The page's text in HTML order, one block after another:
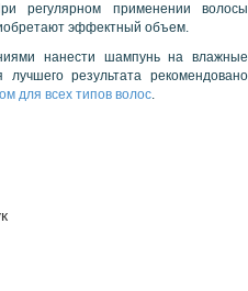
регулярном применении волосы
эффектный объем.
нанести шампунь на влажные
результата рекомендовано
для всех типов волос.